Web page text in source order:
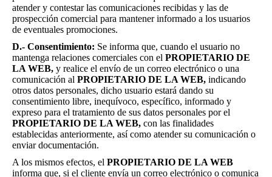
atender y contestar las comunicaciones recibidas y las de
prospección comercial para mantener informado a los usuarios
de eventuales promociones.
D.- Consentimiento: Se informa que, cuando el usuario no
mantenga relaciones comerciales con el PROPIETARIO DE
LA WEB, y realice el envío de un correo electrónico o una
comunicación al PROPIETARIO DE LA WEB, indicando
otros datos personales, dicho usuario estará dando su
consentimiento libre, inequívoco, específico, informado y
expreso para el tratamiento de sus datos personales por el
PROPIETARIO DE LA WEB, con las finalidades
establecidas anteriormente, así como atender su comunicación o
enviar documentación.
A los mismos efectos, el PROPIETARIO DE LA WEB
informa que, si el cliente envía un correo electrónico o comunica